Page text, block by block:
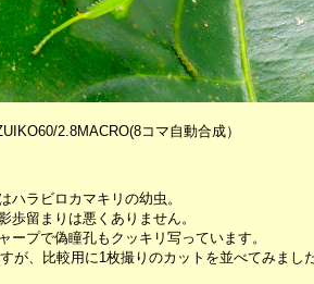
2.8MACRO(8コマ自動合成）
ハラビロカマキリの幼虫。
歩留まりは悪くありません。
ープで偽瞳孔もクッキリ写っています。
が、比較用に1枚撮りのカットを並べてみまし